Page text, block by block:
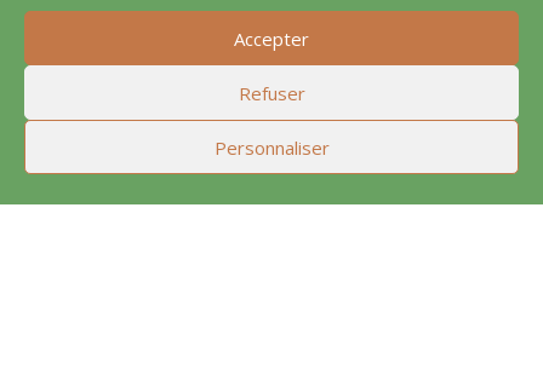
Accepter
Refuser
Personnaliser